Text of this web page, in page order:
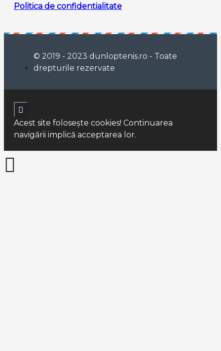
Politica de confidentialitate
© 2019 - 2023 dunloptenis.ro - Toate
drepturile rezervate
Acest site foloseşte cookies! Continuarea
navigării implică acceptarea lor.